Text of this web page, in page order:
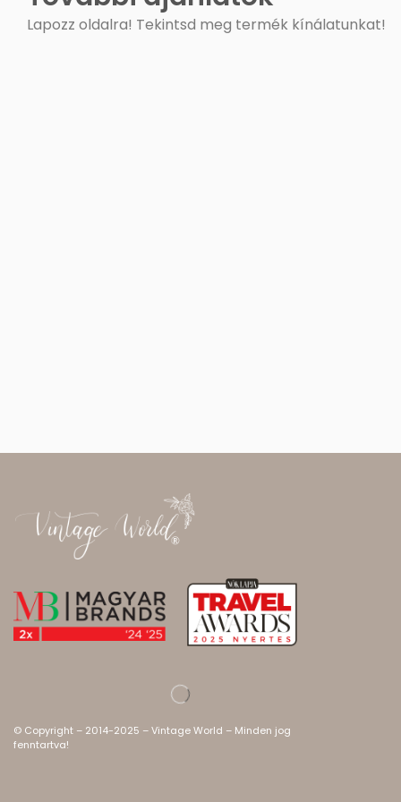
Lapozz oldalra! Tekintsd meg termék kínálatunkat!
© Copyright – 2014-2025 – Vintage World – Minden jog
fenntartva!